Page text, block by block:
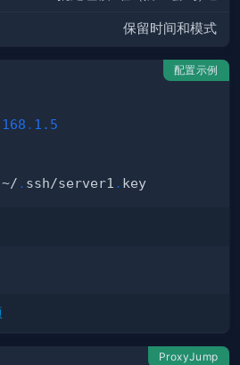
保留时间和模式
配置示例
. 1.5
. ssh/server1 .
ProxyJump